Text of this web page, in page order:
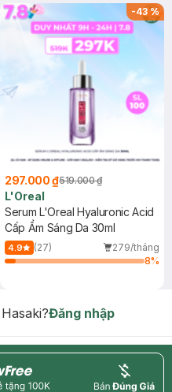
-43%
297.000 ₫519.000 ₫
L'Oreal
Serum L'Oreal Hyaluronic Acid
Cấp Ẩm Sáng Da 30ml
4.9 (27)
279/tháng
8%
Đăng nhập